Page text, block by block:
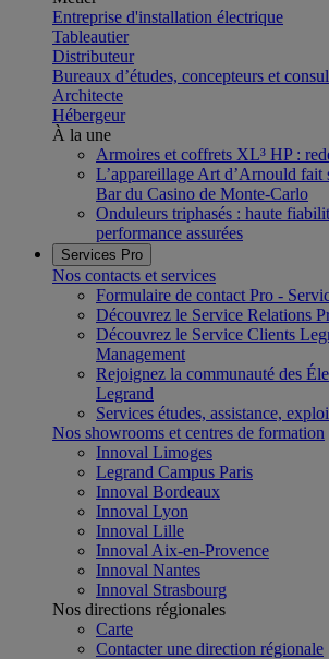
Entreprise d'installation électrique
Tableautier
Distributeur
Bureaux d’études, concepteurs et
Architecte
Hébergeur
À la une
Armoires et coffrets XL³ HP :
L’appareillage Art d’Arnould fait
Bar du Casino de Monte-Carlo
Onduleurs triphasés : haute
performance assurées
Services Pro
Nos contacts et services
Formulaire de contact Pro -
Découvrez le Service Relations
Découvrez le Service Clients
Management
Rejoignez la communauté des
Legrand
Services études, assistance,
Nos showrooms et centres de formation
Innoval Limoges
Legrand Campus Paris
Innoval Bordeaux
Innoval Lyon
Innoval Lille
Innoval Aix-en-Provence
Innoval Nantes
Innoval Strasbourg
Nos directions régionales
Carte
Contacter une direction régionale